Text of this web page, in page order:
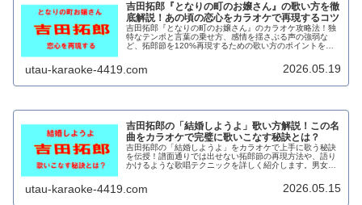
吉田拓郎『となりの町のお嬢さん』の歌い方を徹
底解説！あの頃の恋心をカラオケで再現するコツ
吉田拓郎『となりの町のお嬢さん』のカラオケ攻略法！独
特なテンポと言葉の乗せ方、感情を揺さぶる声の強弱な
ど、拓郎節を120%再現するための歌い方のポイントを詳
utau-karaoke-4419.com 2026.05.19
吉田拓郎の「結婚しようよ」歌い方解説！この名
曲をカラオケで完璧に歌いこなす秘訣とは？
吉田拓郎の「結婚しようよ」をカラオケで上手に歌う秘訣
を伝授！譜面通りでは出せない拓郎節の再現方法や、語り
かけるような歌唱テクニックを詳しく紹介します。男女別
utau-karaoke-4419.com 2026.05.15